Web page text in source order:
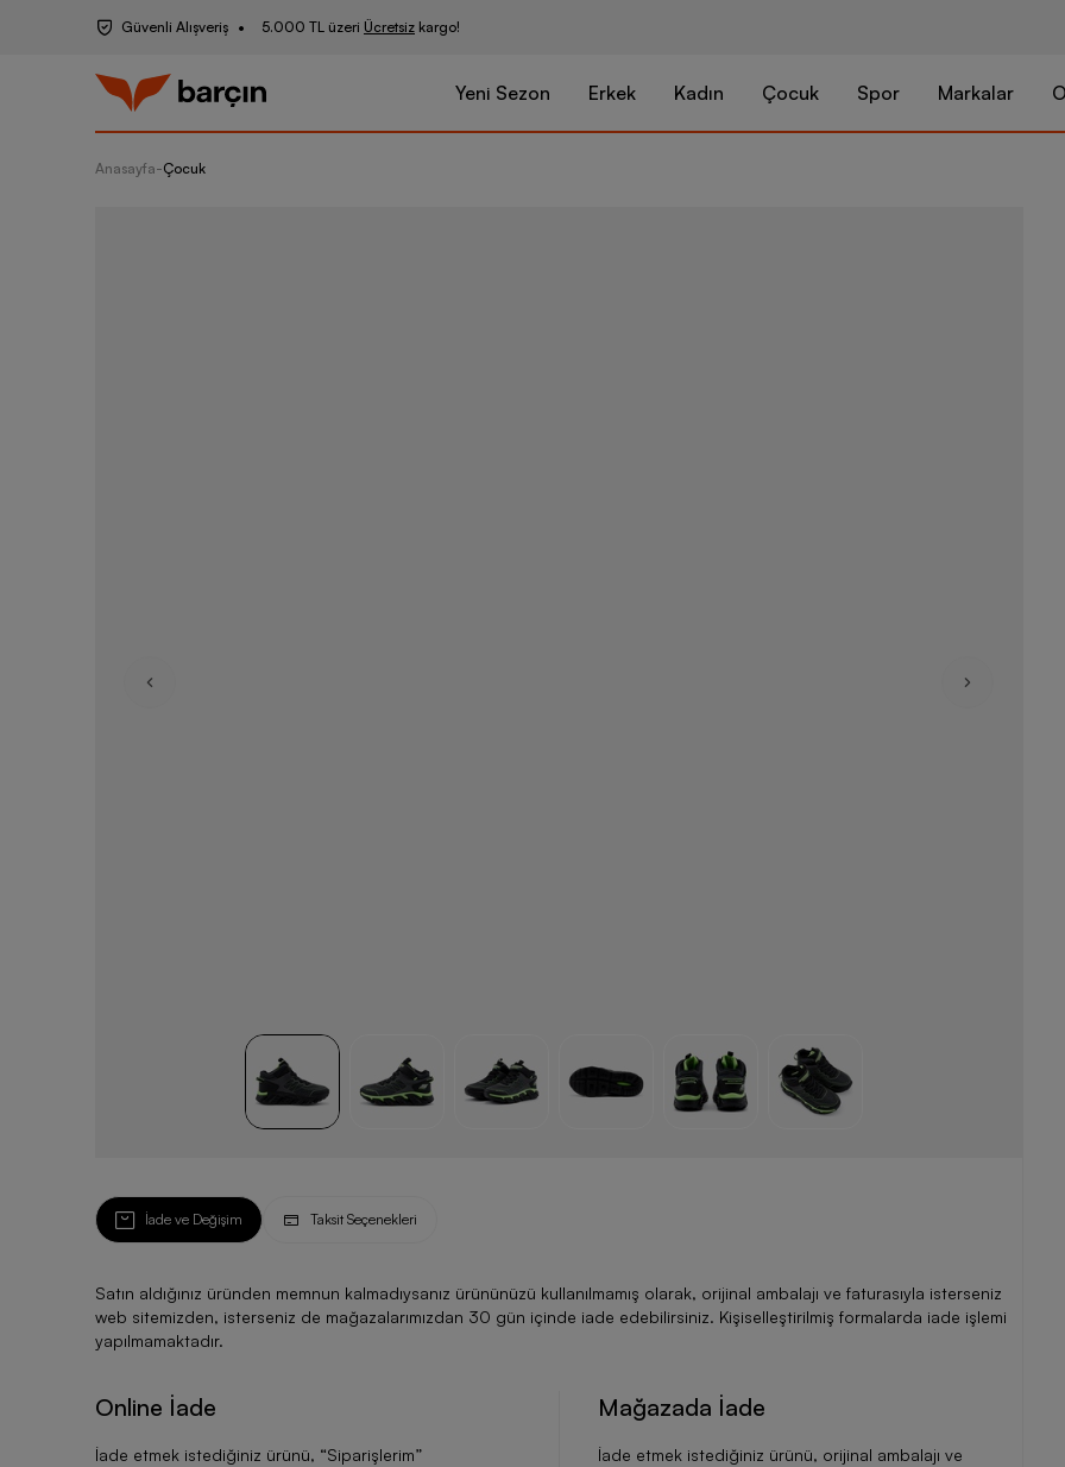
Güvenli Alışveriş 5.000 TL üzeri Ücretsiz kargo!
Yeni Sezon Erkek Kadın Çocuk Spor Markalar
Anasayfa-Çocuk
Skechers
İade ve Değişim Taksit Seçenekleri
Satın aldığınız üründen memnun kalmadıysanız ürününüzü kullanılmamış olarak, orijinal ambalajı ve faturasıyla isterseniz
web sitemizden, isterseniz de mağazalarımızdan 30 gün içinde iade edebilirsiniz. Kişiselleştirilmiş formalarda iade işlemi
yapılmamaktadır.
Online İade
İade etmek istediğiniz ürünü, “Siparişlerim”
Mağazada İade
İade etmek istediğiniz ürünü, orijinal ambalajı ve